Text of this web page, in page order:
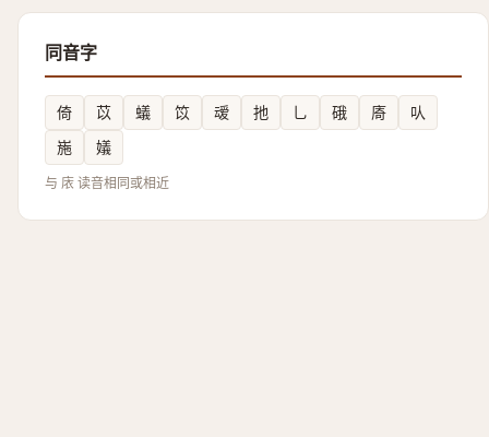
同音字
倚 苡 蟻 笖 叆 扡 乚 硪 㢊
㕥
崺
嬟
与 庡 读音相同或相近